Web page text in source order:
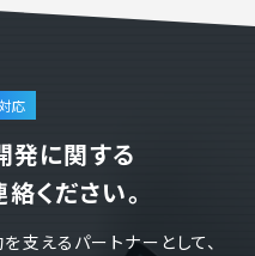
発に関する
ください。
支えるパートナーとして、